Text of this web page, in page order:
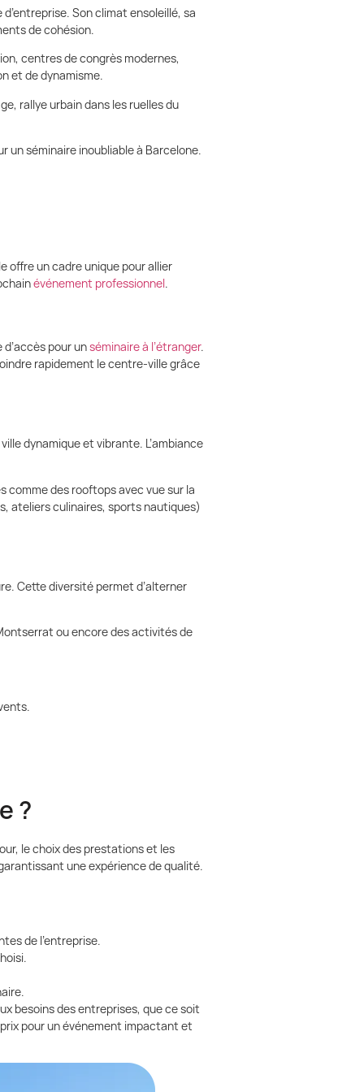
Son climat ensoleillé, sa
de cohésion.
centres de congrès modernes,
et de dynamisme.
rallye urbain dans les ruelles du
un séminaire inoubliable à Barcelone.
offre un cadre unique pour allier
événement professionnel.
pour unséminaire à l’étranger.
rapidement le centre-ville grâce
dynamique et vibrante. L’ambiance
comme des rooftops avec vue sur la
ateliers culinaires, sports nautiques)
Cette diversité permet d’alterner
ou encore des activités de
?
le choix des prestations et les
une expérience de qualité.
de l’entreprise.
besoins des entreprises, que ce soit
pour un événement impactant et